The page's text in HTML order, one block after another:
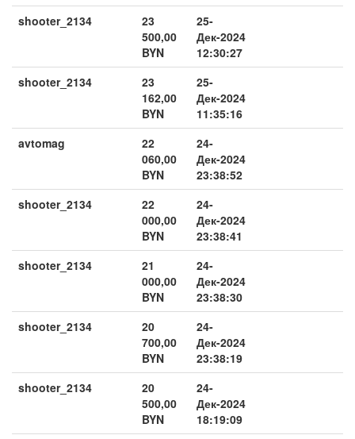
shooter_2134
23
500,00
BYN
25-
Дек-2024
12:30:27
shooter_2134
23
162,00
BYN
25-
Дек-2024
11:35:16
avtomag
22
060,00
BYN
24-
Дек-2024
23:38:52
shooter_2134
22
000,00
BYN
24-
Дек-2024
23:38:41
shooter_2134
21
000,00
BYN
24-
Дек-2024
23:38:30
shooter_2134
20
700,00
BYN
24-
Дек-2024
23:38:19
shooter_2134
20
500,00
BYN
24-
Дек-2024
18:19:09